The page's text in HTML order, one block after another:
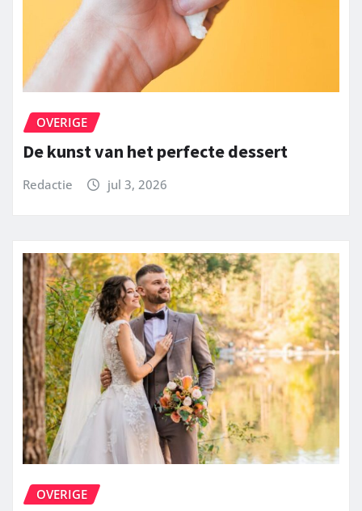
OVERIGE
De kunst van het perfecte dessert
Redactie jul 3, 2026
OVERIGE